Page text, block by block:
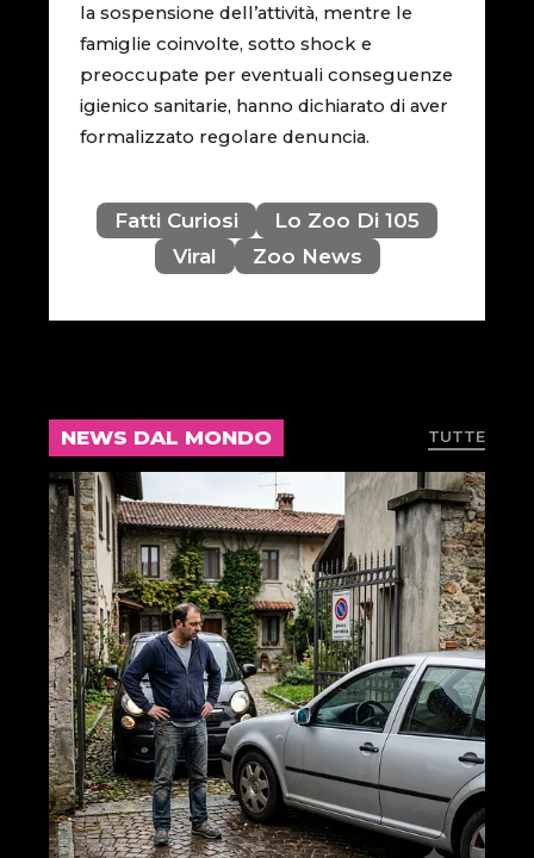
la sospensione dell’attività, mentre le
famiglie coinvolte, sotto shock e
preoccupate per eventuali conseguenze
igienico sanitarie, hanno dichiarato di aver
formalizzato regolare denuncia.
Fatti Curiosi
Lo Zoo Di 105
Viral
Zoo News
NEWS DAL MONDO TUTTE